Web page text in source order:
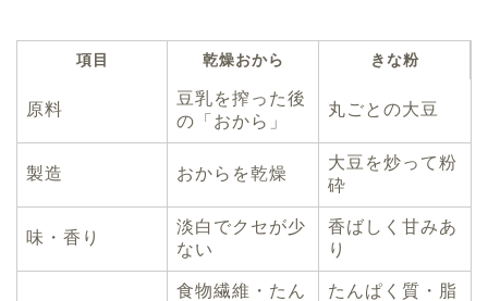
項目 乾燥おから きな粉
原料
豆乳を搾った後
の「おから」
丸ごとの大豆
製造 おからを乾燥
大豆を炒って粉
砕
味・香り
淡白でクセが少
ない
香ばしく甘みあ
り
食物繊維・たん
たんぱく質・脂